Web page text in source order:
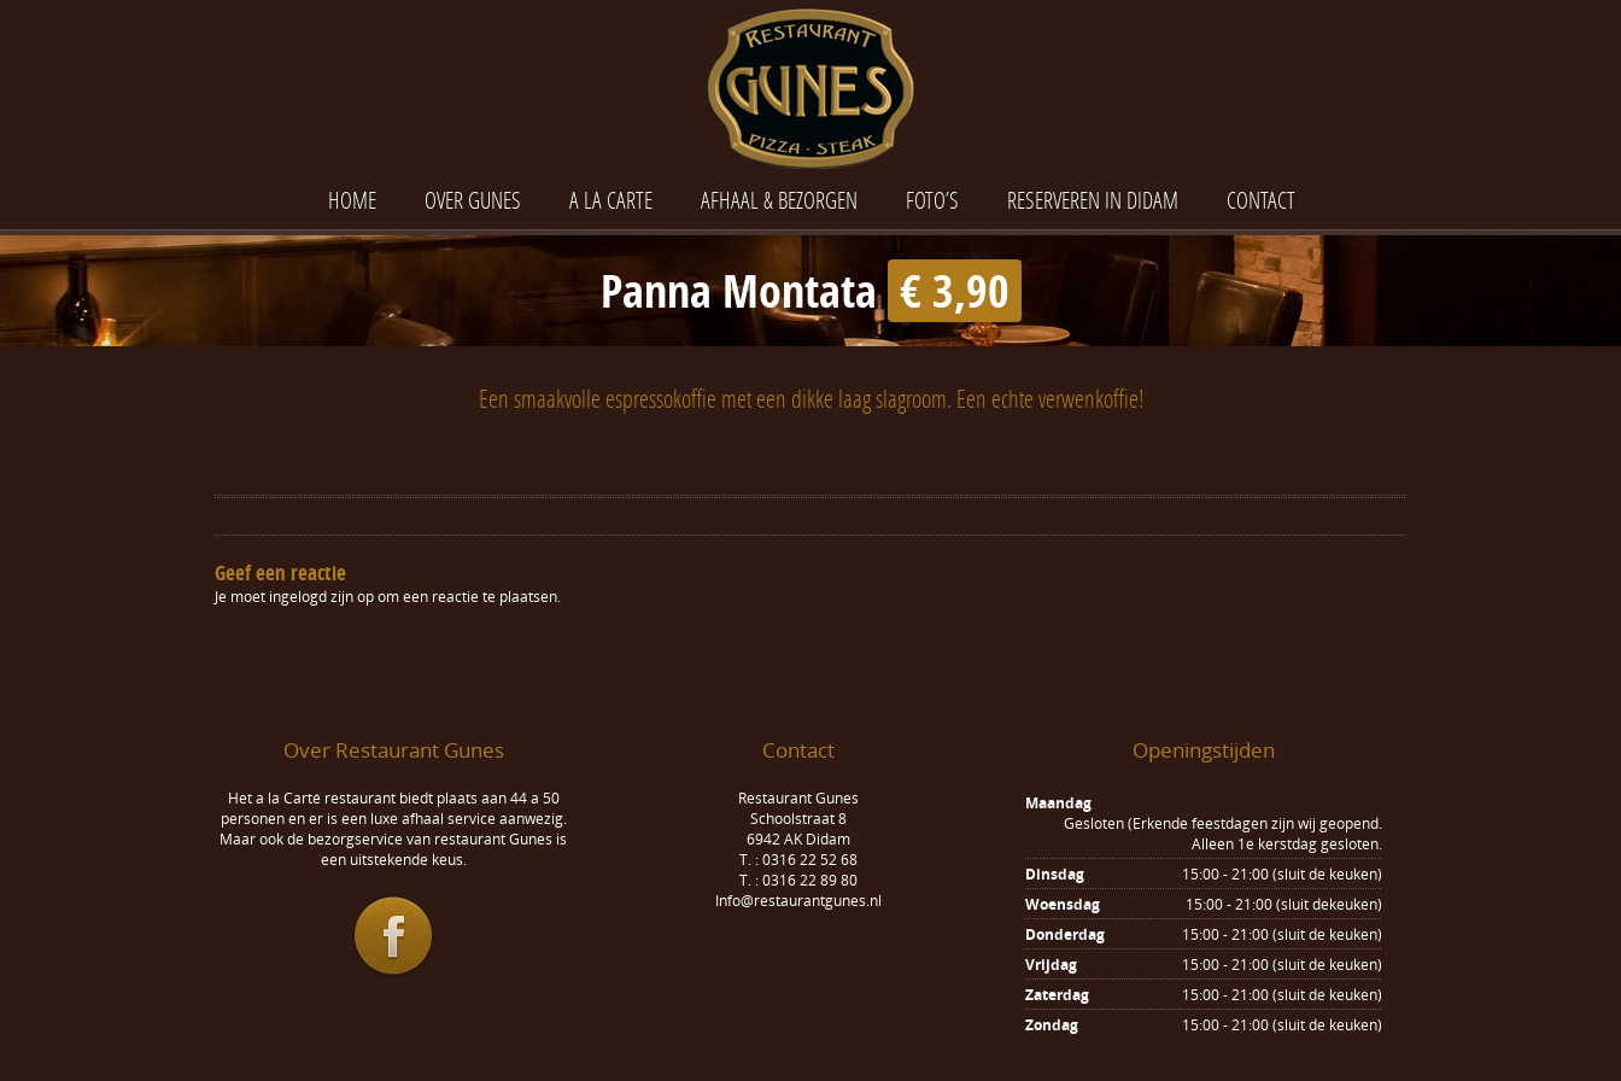
HOME OVER GUNES A LA CARTE AFHAAL & BEZORGEN FOTO’S RESERVEREN IN DIDAM CONTACT
Panna Montata € 3,90
Een smaakvolle espressokoffie met een dikke laag slagroom. Een echte verwenkoffie!
Geef een reactie
Je moet ingelogd zijn opom een reactie te plaatsen.
Over Restaurant Gunes
Het a la Carté restaurant biedt plaats aan 44 a 50
personen en er is een luxe afhaal service aanwezig.
Maar ook de bezorgservice van restaurant Gunes is
een uitstekende keus.
Contact
Restaurant Gunes
Schoolstraat 8
6942 AK Didam
T. : 0316 22 52 68
T. : 0316 22 89 80
Info@restaurantgunes.nl
Openingstijden
Maandag
Gesloten (Erkende feestdagen zijn wij geopend.
Alleen 1e kerstdag gesloten.
Dinsdag
15:00 - 21:00 (sluit de keuken)
Woensdag
15:00 - 21:00 (sluit dekeuken)
Donderdag
15:00 - 21:00 (sluit de keuken)
Vrijdag
15:00 - 21:00 (sluit de keuken)
Zaterdag
15:00 - 21:00 (sluit de keuken)
Zondag
15:00 - 21:00 (sluit de keuken)